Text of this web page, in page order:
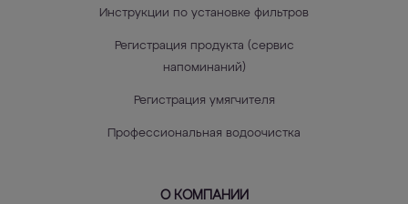
Инструкции по установке фильтров
Регистрация продукта (сервис
напоминаний)
Регистрация умягчителя
Профессиональная водоочистка
О КОМПАНИИ